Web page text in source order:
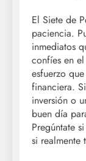
El Siete de
paciencia.
inmediatos
confíes en
esfuerzo
financiera.
inversión o
buen día
Pregúntate
si realmente